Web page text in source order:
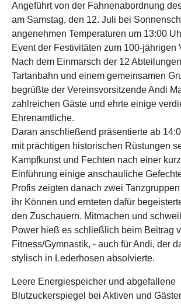
Angeführt von der Fahnenabordnung
am Samstag, den 12. Juli bei
angenehmen Temperaturen um 13:00
Event der Festivitäten zum 100-jährigen
Nach dem Einmarsch der 12
Tartanbahn und einem gemeinsamen
begrüßte der Vereinsvorsitzende Andi
zahlreichen Gäste und ehrte einige
Ehrenamtliche.
Daran anschließend präsentierte ab
mit prächtigen historischen Rüstungen
Kampfkunst und Fechten nach einer
Einführung einige anschauliche
Profis zeigten danach zwei
ihr Können und ernteten dafür
den Zuschauern. Mitmachen und
Power hieß es schließlich beim Beitrag
Fitness/Gymnastik, - auch für Andi, der
stylisch in Lederhosen absolvierte.
Leere Energiespeicher und abgefallene
Blutzuckerspiegel bei Aktiven und